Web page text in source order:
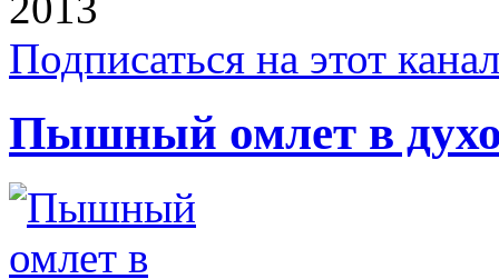
Подписаться на этот
Пышный омлет в